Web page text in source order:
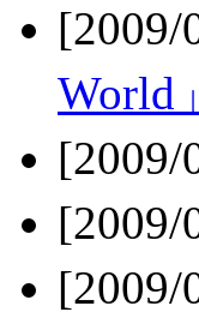
World